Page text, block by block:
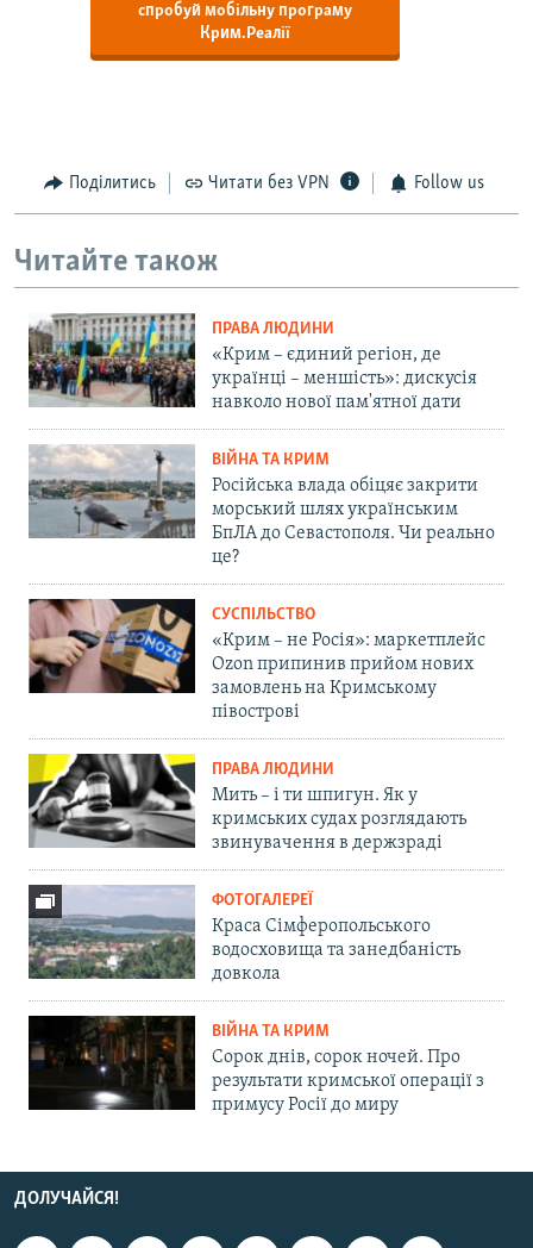
спробуй мобільну програму
Крим.Реалії
Поділитись Читати без VPN Follow us
Читайте також
ПРАВА ЛЮДИНИ
«Крим – єдиний регіон, де
українці – меншість»: дискусія
навколо нової пам'ятної дати
ВІЙНА ТА КРИМ
Російська влада обіцяє закрити
морський шлях українським
БпЛА до Севастополя. Чи реально
це?
СУСПІЛЬСТВО
«Крим – не Росія»: маркетплейс
Ozon припинив прийом нових
замовлень на Кримському
півострові
ПРАВА ЛЮДИНИ
Мить – і ти шпигун. Як у
кримських судах розглядають
звинувачення в держзраді
ФОТОГАЛЕРЕЇ
Краса Сімферопольського
водосховища та занедбаність
довкола
ВІЙНА ТА КРИМ
Сорок днів, сорок ночей. Про
результати кримської операції з
примусу Росії до миру
ДОЛУЧАЙСЯ!